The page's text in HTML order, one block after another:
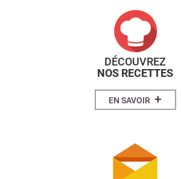
DÉCOUVREZ
NOS RECETTES
EN SAVOIR +